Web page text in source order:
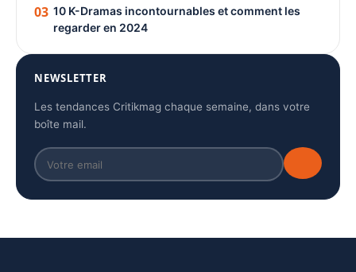
03 10 K-Dramas incontournables et comment les
regarder en 2024
NEWSLETTER
Les tendances Critikmag chaque semaine, dans votre
boîte mail.